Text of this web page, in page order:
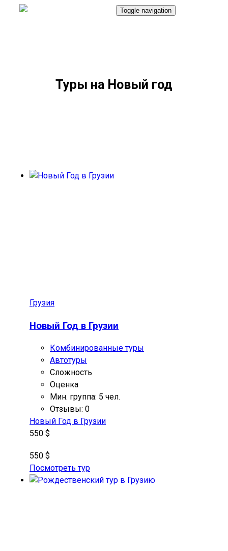
Toggle navigation
Туры на Новый год
Грузия
Новый Год в Грузии
Комбинированные туры
Автотуры
Сложность
Оценка
Мин. группа: 5 чел.
Отзывы: 0
Новый Год в Грузии
550 $
550 $
Посмотреть тур